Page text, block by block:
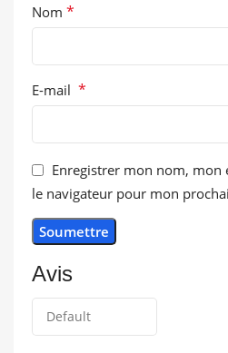
Avis
Nom *
E-mail *
Enregistrer mon nom, mon
le navigateur pour mon